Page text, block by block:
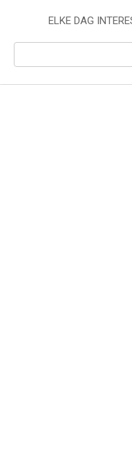
ELKE DAG
Search: